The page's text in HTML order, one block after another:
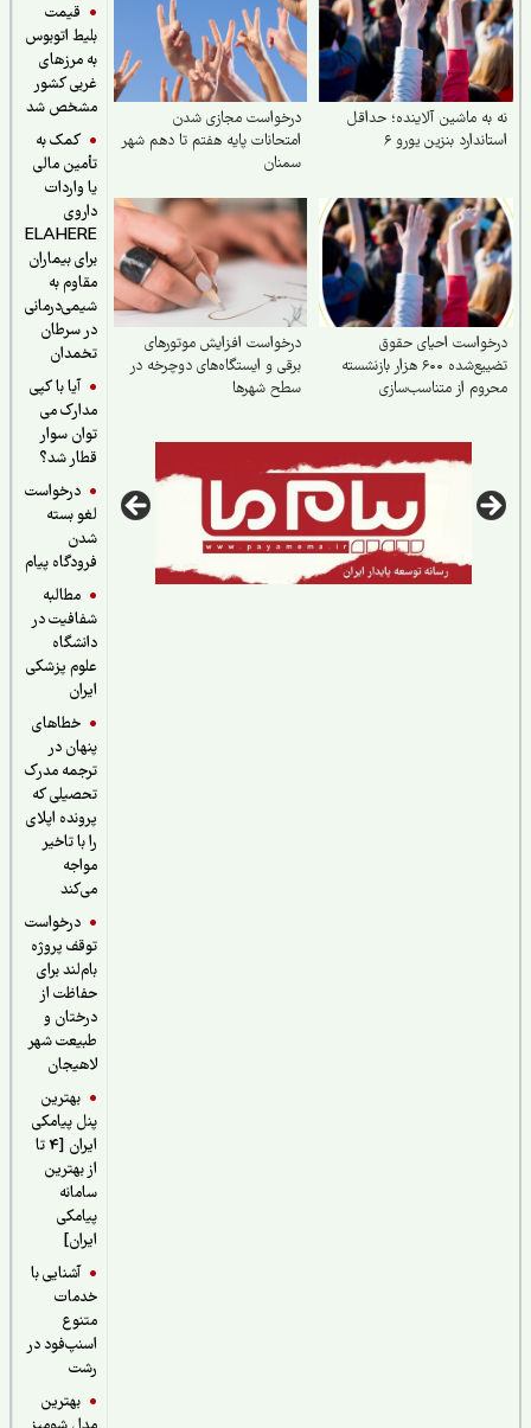
قیمت
بلیط اتوبوس
به مرزهای
غربی کشور
مشخص شد
کمک به
تأمین مالی
یا واردات
داروی
ELAHERE
برای بیماران
مقاوم به
شیمی‌درمانی
در سرطان
تخمدان
آیا با کپی
مدارک می
توان سوار
قطار شد؟
درخواست
لغو بسته
فرودگاه پیام
مطالبه
شفافیت در
دانشگاه
علوم پزشکی
خطاهای
پنهان در
ترجمه مدرک
تحصیلی که
پرونده اپلای
را با تاخیر
درخواست
توقف پروژه
بام‌لند برای
حفاظت از
درختان و
طبیعت شهر
لاهیجان
بهترین
پنل پیامکی
ایران [4 تا
از بهترین
سامانه
پیامکی
آشنایی با
خدمات
اسنپ‌فود در
بهترین
ماشین آلاینده؛ حداقل
بنزین یورو ۶
درخواست مجازی شدن
امتحانات پایه هفتم تا دهم شهر
احیای حقوق
تضییع‌شده ۶۰۰ هزار بازنشسته
از متناسب‌سازی
درخواست افزایش موتورهای
برقی و ایستگاه‌های دوچرخه در
سطح شهرها